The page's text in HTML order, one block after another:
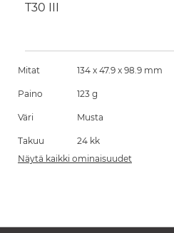
T30 III
Mitat 134 x 47.9 x 98.9 mm
Paino 123 g
Väri Musta
Takuu
24 kk
Näytä kaikki ominaisuudet